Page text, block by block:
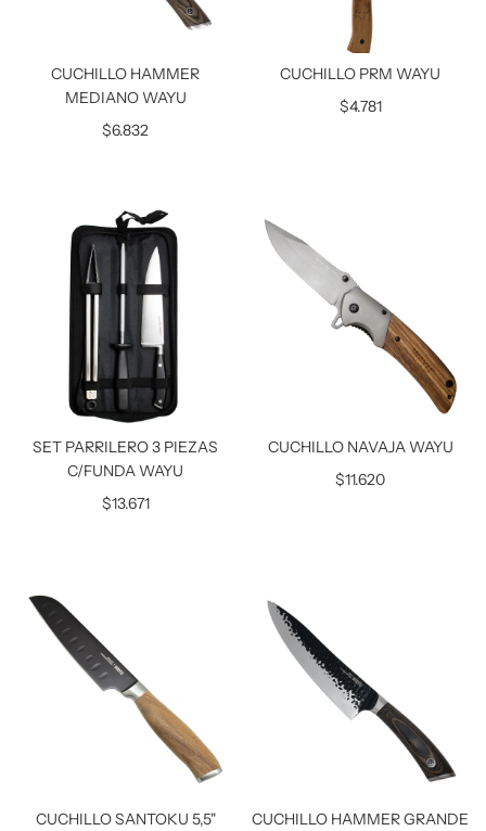
CUCHILLO HAMMER
MEDIANO WAYU
$6.832
CUCHILLO PRM WAYU
$4.781
SET PARRILERO 3 PIEZAS
C/FUNDA WAYU
$13.671
CUCHILLO NAVAJA WAYU
$11.620
CUCHILLO SANTOKU 5,5"
CUCHILLO HAMMER GRANDE